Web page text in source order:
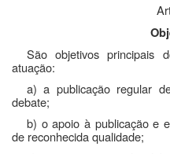
São objetivos principais
atuação:
a) a publicação regular
debate;
b) o apoio à publicação e
de reconhecida qualidade;